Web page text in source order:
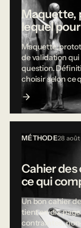
Maquette,
lequel
Maquette,
de validation
question.
choisir selon ce
MÉTHODE28
Cahier des
ce qui
Un bon cahier
tient en dix
contraintes,